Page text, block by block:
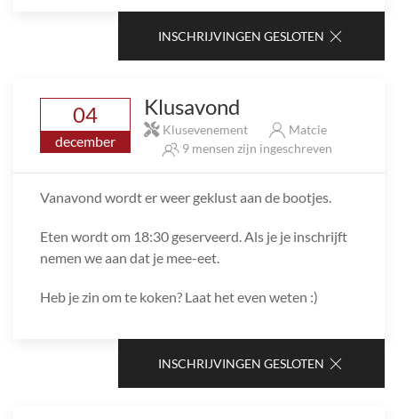
INSCHRIJVINGEN GESLOTEN
04
december
Klusavond
Klusevenement
Matcie
9 mensen zijn ingeschreven
Vanavond wordt er weer geklust aan de bootjes.
Eten wordt om 18:30 geserveerd. Als je je inschrijft
nemen we aan dat je mee-eet.
Heb je zin om te koken? Laat het even weten :)
INSCHRIJVINGEN GESLOTEN